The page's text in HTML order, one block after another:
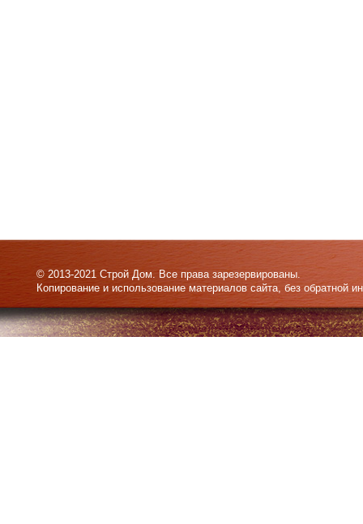
© 2013-2021 Строй Дом. Все права зарезервированы.
Копирование и использование материалов сайта, без обратной